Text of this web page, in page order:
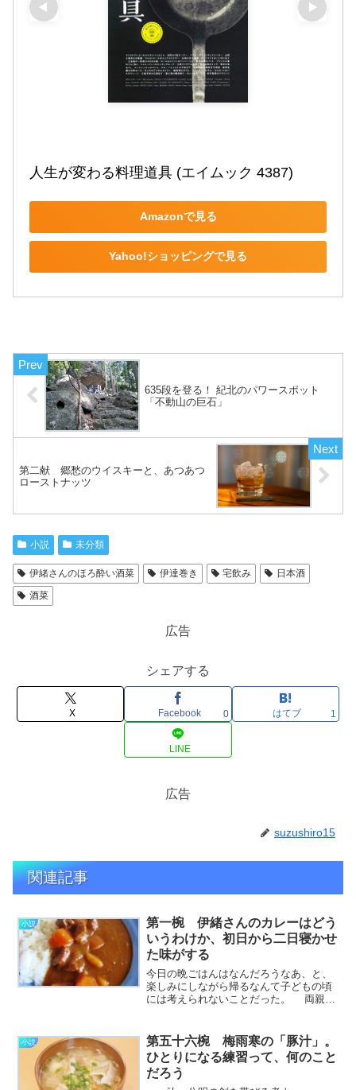
人生が変わる料理道具 (エイムック 4387)
Amazonで見る
Yahoo!ショッピングで見る
635段を登る！ 紀北のパワースポット
「不動山の巨石」
第二献 郷愁のウイスキーと、あつあつ
ローストナッツ
小説 未分類
伊緒さんのほろ酔い酒菜 伊達巻き 宅飲み
日本酒
酒菜
広告
シェアする
X Facebook 0 はてブ 1
LINE
広告
suzushiro15
関連記事
小説
第一椀 伊緒さんのカレーはどう
いうわけか、初日から二日寝かせ
た味がする
今日の晩ごはんはなんだろうなあ、と、
楽しみにしながら帰るなんて子どもの頃
には考えられないことだった。 両親は
囲んだ記憶はほとんどない。 夕食はコ
ンビニ弁当か、母が作………………～続
きを読む～
小説
第五十六椀 梅雨寒の「豚汁」。
ひとりになる練習って、何のこと
だろう